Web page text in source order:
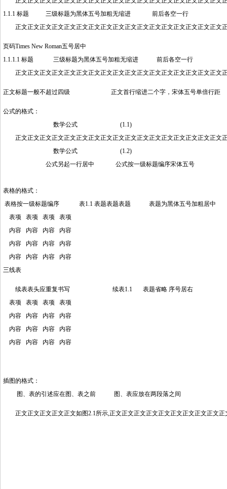
1.1.1 标题 三级标题为黑体五号加粗无缩进 前后各空一行
正文正文正文正文正文正文正文正文正文正文正文正文正文正文正文正文正文
页码Times New Roman五号居中
1.1.1.1 标题 三级标题为黑体五号加粗无缩进 前后各空一行
正文正文正文正文正文正文正文正文正文正文正文正文正文正文正文正文正文
正文标题一般不超过四级 正文首行缩进二个字，宋体五号单倍行距
公式的格式：
数学公式 (1.1)
正文正文正文正文正文正文正文正文正文正文正文正文正文正文正文正文正文
数学公式 (1.2)
公式另起一行居中 公式按一级标题编序宋体五号
表格的格式：
表格按一级标题编序 表1.1 表题表题表题 表题为黑体五号加粗居中
表项 表项 表项 表项
内容 内容 内容 内容
内容 内容 内容 内容
内容 内容 内容 内容
三线表
续表表头应重复书写 续表1.1 表题省略 序号居右
表项 表项 表项 表项
内容 内容 内容 内容
内容 内容 内容 内容
内容 内容 内容 内容
插图的格式：
图、表的引述应在图、表之前 图、表应放在两段落之间
正文正文正文正文正文如图2.1所示,正文正文正文正文正文正文正文正文正文正